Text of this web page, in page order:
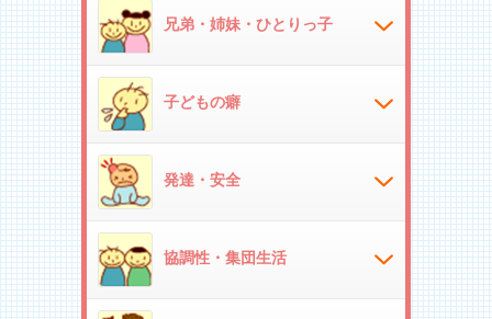
兄弟・姉妹・ひとりっ子
子どもの癖
発達・安全
協調性・集団生活